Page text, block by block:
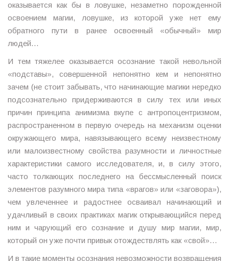
оказывается как бы в ловушке, незаметно порожденной
освоением магии, ловушке, из которой уже нет ему
обратного пути в ранее освоенный «обычный» мир
людей…
И тем тяжелее оказывается осознание такой невольной
«подставы», совершенной непонятно кем и непонятно
зачем (не стоит забывать, что начинающие магики нередко
подсознательно придерживаются в силу тех или иных
причин принципа анимизма вкупе с антропоцентризмом,
распространенном в первую очередь на механизм оценки
окружающего мира, навязывающего всему неизвестному
или малоизвестному свойства разумности и личностные
характеристики самого исследователя, и, в силу этого,
часто толкающих последнего на бессмысленный поиск
элементов разумного мира типа «врагов» или «заговора»),
чем увлеченнее и радостнее осваивал начинающий и
удачливый в своих практиках магик открывающийся перед
ним и чарующий его сознание и душу мир магии, мир,
который он уже почти привык отождествлять как «свой»…
И в такие моменты осознания невозможности возвращения